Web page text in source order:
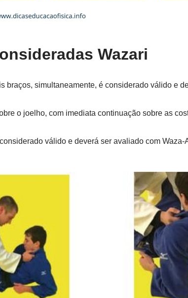
Wazari
braços, simultaneamente, é considerado válido e
o joelho, com imediata continuação sobre as
válido e deverá ser avaliado com Waza-